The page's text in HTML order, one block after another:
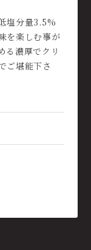
塩分量3.5%
を楽しむ事が
る濃厚でクリ
ご堪能下さ